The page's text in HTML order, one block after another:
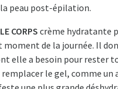
peau post-épilation.
CORPS crème hydratante
de la journée. Il
elle a besoin pour rester
le gel, comme un